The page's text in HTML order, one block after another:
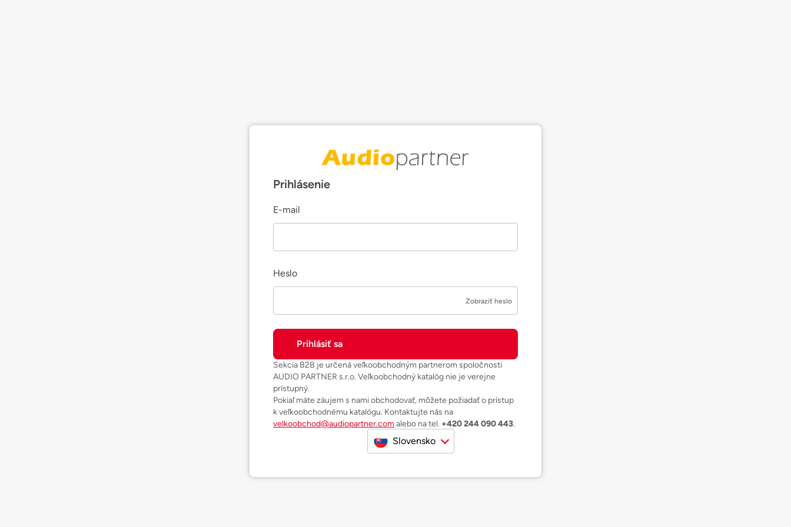
Prihlásenie
E-mail
Heslo
Zobraziť heslo
Sekcia B2B je určená veľkoobchodným partnerom spoločnosti
AUDIO PARTNER s.r.o. Veľkoobchodný katalóg nie je verejne
prístupný.
Pokiaľ máte záujem s nami obchodovať, môžete požiadať o prístup
k veľkoobchodnému katalógu. Kontaktujte nás na
velkoobchod@audiopartner.comalebo na tel. +420 244 090 443.
Slovensko